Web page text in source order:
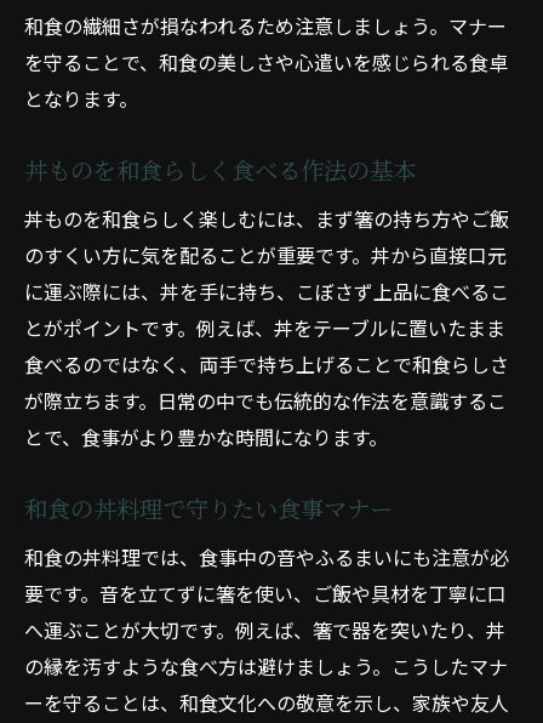
和食の繊細さが損なわれるため注意しましょう。マナー
を守ることで、和食の美しさや心遣いを感じられる食卓
となります。
丼ものを和食らしく食べる作法の基本
丼ものを和食らしく楽しむには、まず箸の持ち方やご飯
のすくい方に気を配ることが重要です。丼から直接口元
に運ぶ際には、丼を手に持ち、こぼさず上品に食べるこ
とがポイントです。例えば、丼をテーブルに置いたまま
食べるのではなく、両手で持ち上げることで和食らしさ
が際立ちます。日常の中でも伝統的な作法を意識するこ
とで、食事がより豊かな時間になります。
和食の丼料理で守りたい食事マナー
和食の丼料理では、食事中の音やふるまいにも注意が必
要です。音を立てずに箸を使い、ご飯や具材を丁寧に口
へ運ぶことが大切です。例えば、箸で器を突いたり、丼
の縁を汚すような食べ方は避けましょう。こうしたマナ
ーを守ることは、和食文化への敬意を示し、家族や友人